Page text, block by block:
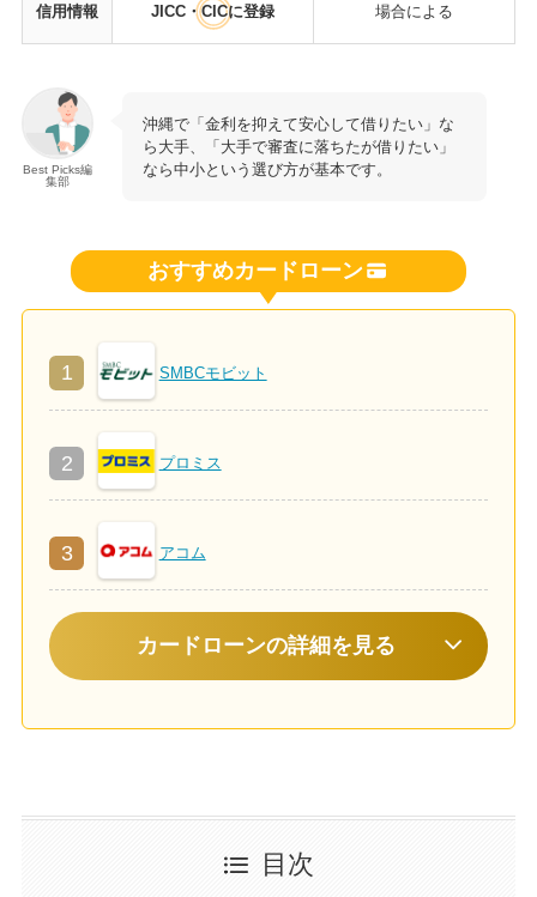
信用情報 JICC・CICに登録 場合による
Best Picks編
集部
沖縄で「金利を抑えて安心して借りたい」な
ら大手、「大手で審査に落ちたが借りたい」
なら中小という選び方が基本です。
おすすめカードローン
1 SMBCモビット
2 プロミス
3 アコム
カードローンの詳細を見る
目次